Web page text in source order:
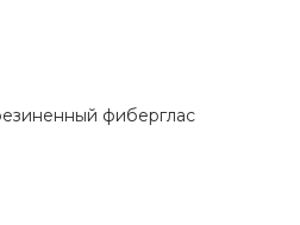
фиберглас